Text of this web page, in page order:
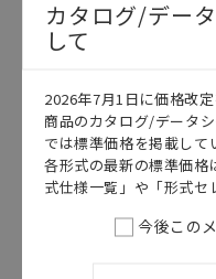
このカタロ
カタログ 日本語
CDMC-023A
A3C データシー
2025/02/17
カタログ/デー
して
2026年7月1日に価格改
商品のカタログ/データ
では標準価格を掲載して
各形式の最新の標準価格
式仕様一覧」や「形式セ
今後この